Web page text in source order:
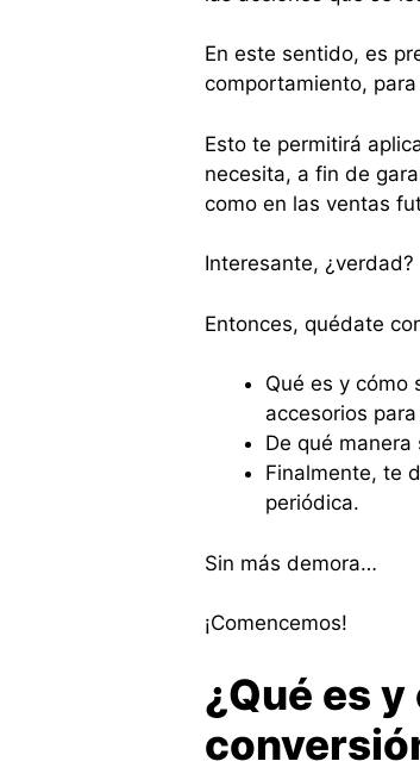
En este sentido, es
comportamiento,
Esto te permitirá
necesita, a fin de
como en las ventas
Interesante, ¿verdad?
Entonces, quédate
Qué es y cómo
accesorios
De qué
Finalmente, te
periódica.
Sin más demora…
¡Comencemos!
¿Qué es